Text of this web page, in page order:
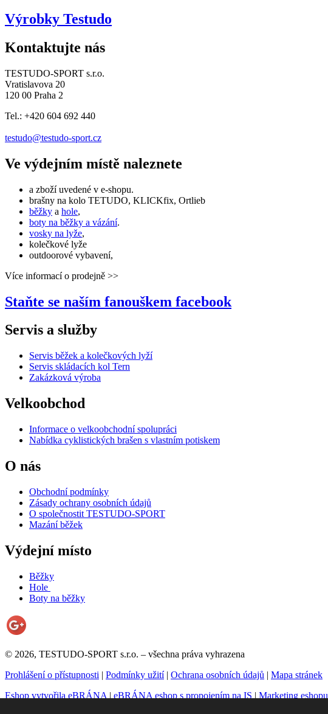
Výrobky Testudo
Kontaktujte nás
TESTUDO-SPORT s.r.o.
Vratislavova 20
120 00 Praha 2
Tel.: +420 604 692 440
testudo@testudo-sport.cz
Ve výdejním místě naleznete
a zboží uvedené v e-shopu.
brašny na kolo TETUDO, KLICKfix, Ortlieb
běžky a hole,
boty na běžky a vázání.
vosky na lyže,
kolečkové lyže
outdoorové vybavení,
Více informací o prodejně >>
Staňte se naším fanouškem facebook
Servis a služby
Servis běžek a kolečkových lyží
Servis skládacích kol Tern
Zakázková výroba
Velkoobchod
Informace o velkoobchodní spolupráci
Nabídka cyklistických brašen s vlastním potiskem
O nás
Obchodní podmínky
Zásady ochrany osobních údajů
O společnostit TESTUDO-SPORT
Mazání běžek
Výdejní místo
Běžky
Hole
Boty na běžky
© 2026, TESTUDO-SPORT s.r.o. – všechna práva vyhrazena
Prohlášení o přístupnosti | Podmínky užití| Ochrana osobních údajů | Mapa stránek
Eshop vytvořila eBRÁNA | eBRÁNA eshop s propojením na IS | Marketing eshopu